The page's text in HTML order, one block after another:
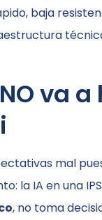
baja
va
mal
la IA en una IPS
, no toma